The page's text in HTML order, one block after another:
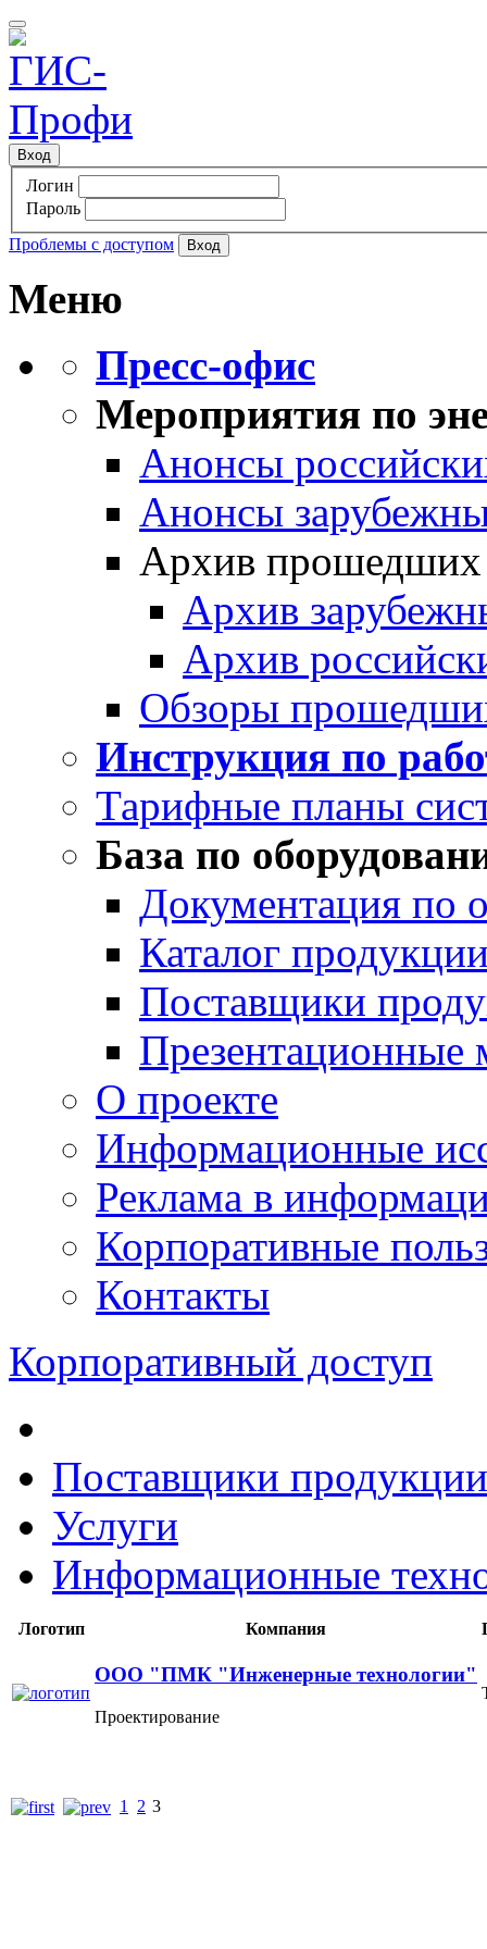
Вход
Логин
Пароль
Проблемы с доступом
Меню
Пресс-офис
Мероприятия по
Анонсы
Анонсы
Архив прошедших
Архив
Архив
Обзоры
Инструкция по
Тарифные планы
База по
Документация по
Каталог
Поставщики
Презентационные
О проекте
Информационные
Реклама в
Корпоративные
Контакты
Корпоративный доступ
Поставщики
Услуги
Информационные
Логотип Компания
ООО "ПМК "Инженерные технологии"
Проектирование
1 2 3